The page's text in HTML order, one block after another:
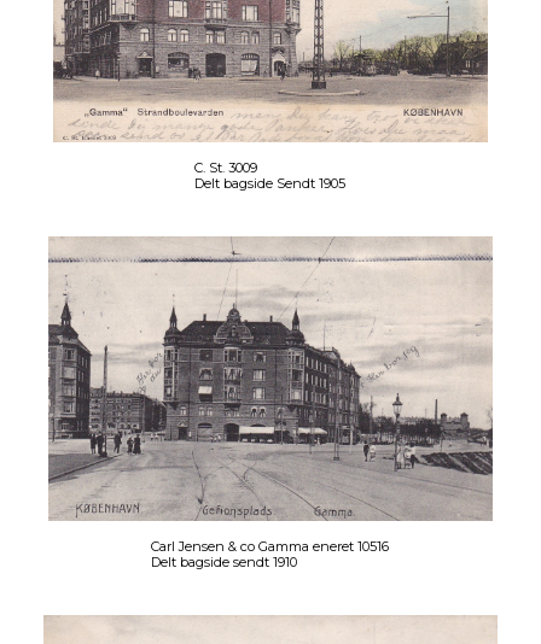
C. St. 3009
Delt bagside Sendt 1905
Carl Jensen & co Gamma eneret 10516
Delt bagside sendt 1910